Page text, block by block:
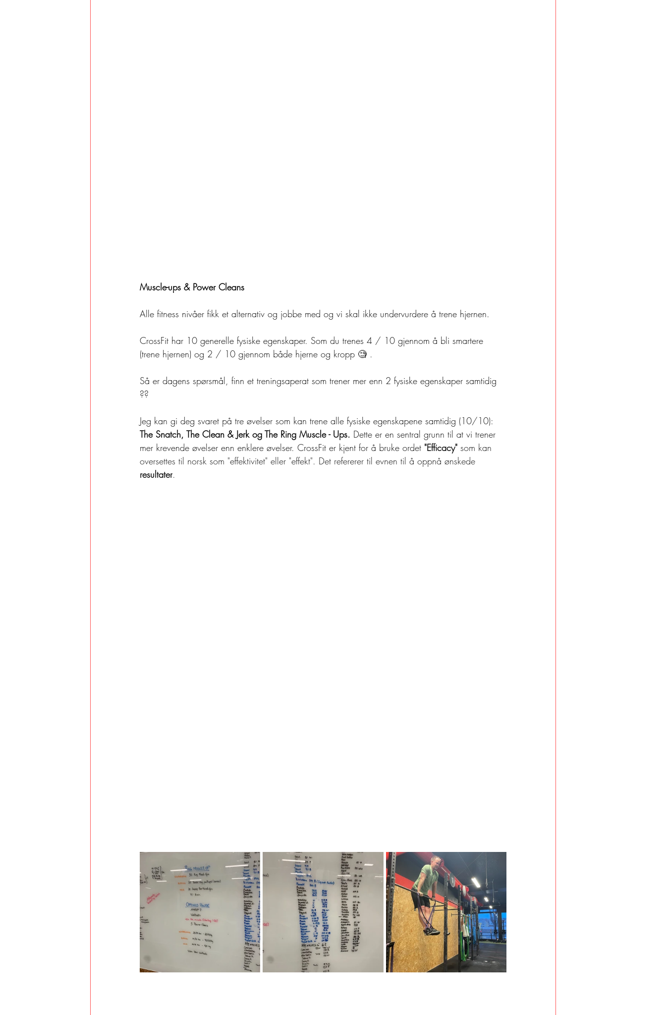
Muscle-ups & Power Cleans
Alle fitness nivåer fikk et alternativ og jobbe med og vi skal ikke undervurdere å trene hjernen.
CrossFit har 10 generelle fysiske egenskaper. Som du trenes 4 / 10 gjennom å bli smartere
(trene hjernen) og 2 / 10 gjennom både hjerne og kropp 🧐 .
Så er dagens spørsmål, finn et treningsaperat som trener mer enn 2 fysiske egenskaper samtidig
??
Jeg kan gi deg svaret på tre øvelser som kan trene alle fysiske egenskapene samtidig (10/10):
The Snatch, The Clean & Jerk og The Ring Muscle - Ups. Dette er en sentral grunn til at vi trener
mer krevende øvelser enn enklere øvelser. CrossFit er kjent for å bruke ordet "Efficacy" som kan
oversettes til norsk som "effektivitet" eller "effekt". Det refererer til evnen til å oppnå ønskede
resultater.